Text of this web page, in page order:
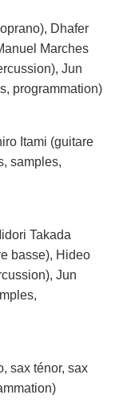
Dhafer
Marches
Jun
programmation)
Itami (guitare
samples,
Takada
basse), Hideo
Jun
sax ténor, sax